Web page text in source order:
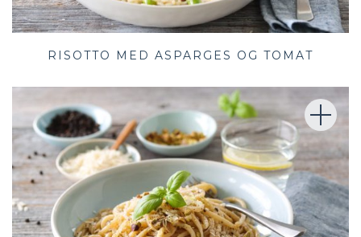
RISOTTO MED ASPARGES OG TOMAT